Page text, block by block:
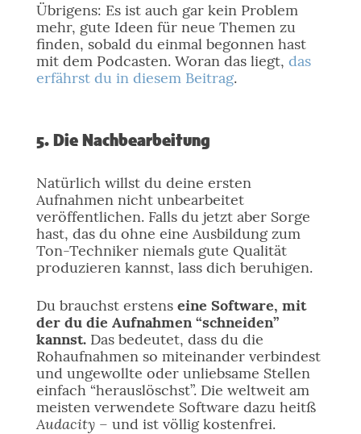
Übrigens: Es ist auch gar kein Problem
mehr, gute Ideen für neue Themen zu
finden, sobald du einmal begonnen hast
mit dem Podcasten. Woran das liegt, das
erfährst du in diesem Beitrag.
5. Die Nachbearbeitung
Natürlich willst du deine ersten
Aufnahmen nicht unbearbeitet
veröffentlichen. Falls du jetzt aber Sorge
hast, das du ohne eine Ausbildung zum
Ton-Techniker niemals gute Qualität
produzieren kannst, lass dich beruhigen.
Du brauchst erstens eine Software, mit
der du die Aufnahmen “schneiden”
kannst.Das bedeutet, dass du die
Rohaufnahmen so miteinander verbindest
und ungewollte oder unliebsame Stellen
einfach “herauslöschst”. Die weltweit am
meisten verwendete Software dazu heitß
Audacity– und ist völlig kostenfrei.